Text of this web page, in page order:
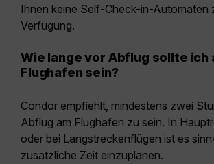
Ihnen keine Self-Check-in-Automaten
Verfügung.
Wie lange vor Abflug sollte ich
Flughafen sein?
Condor empfiehlt, mindestens zwei
Abflug am Flughafen zu sein. In
oder bei Langstreckenflügen ist es
zusätzliche Zeit einzuplanen.